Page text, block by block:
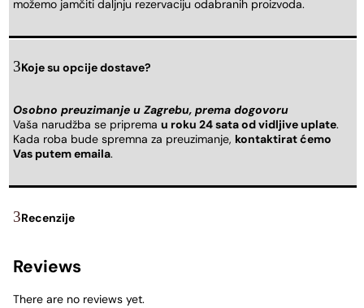
možemo jamčiti daljnju rezervaciju odabranih proizvoda.
Koje su opcije dostave?
Osobno preuzimanje u Zagrebu, prema dogovoru
Vaša narudžba se priprema u roku 24 sata od vidljive uplate.
Kada roba bude spremna za preuzimanje, kontaktirat ćemo
Vas putem emaila.
Recenzije
Reviews
There are no reviews yet.